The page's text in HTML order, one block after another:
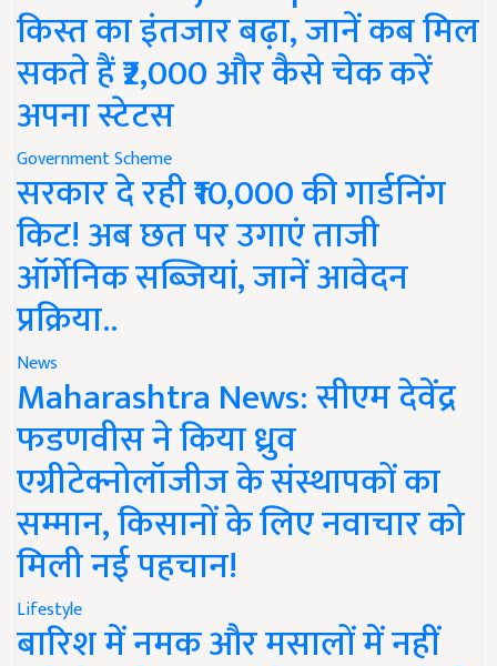
किस्त का इंतजार बढ़ा, जानें कब मिल
सकते हैं ₹2,000 और कैसे चेक करें
अपना स्टेटस
Government Scheme
सरकार दे रही ₹10,000 की गार्डनिंग
किट! अब छत पर उगाएं ताजी
ऑर्गेनिक सब्जियां, जानें आवेदन
प्रक्रिया..
News
Maharashtra News: सीएम देवेंद्र
फडणवीस ने किया ध्रुव
एग्रीटेक्नोलॉजीज के संस्थापकों का
सम्मान, किसानों के लिए नवाचार को
मिली नई पहचान!
Lifestyle
बारिश में नमक और मसालों में नहीं